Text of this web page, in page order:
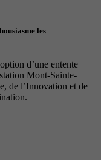
les
d’une entente
Mont-Sainte-
de l’Innovation et de